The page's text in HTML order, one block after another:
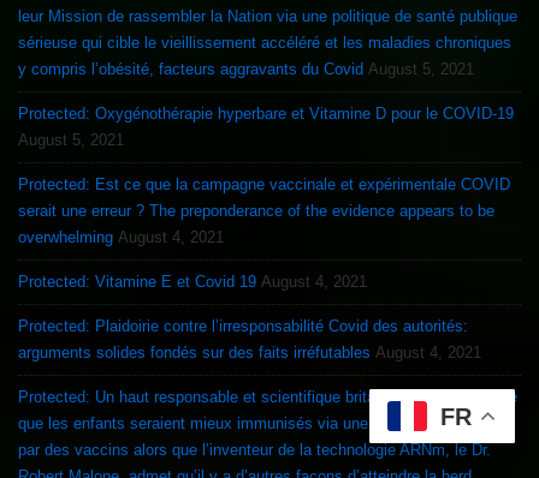
leur Mission de rassembler la Nation via une politique de santé publique
sérieuse qui cible le vieillissement accéléré et les maladies chroniques
y compris l’obésité, facteurs aggravants du Covid August 5, 2021
Protected: Oxygénothérapie hyperbare et Vitamine D pour le COVID-19
August 5, 2021
Protected: Est ce que la campagne vaccinale et expérimentale COVID
serait une erreur ? The preponderance of the evidence appears to be
overwhelming August 4, 2021
Protected: Vitamine E et Covid 19 August 4, 2021
Protected: Plaidoirie contre l’irresponsabilité Covid des autorités:
arguments solides fondés sur des faits irréfutables August 4, 2021
Protected: Un haut responsable et scientifique britannique ose admettre
que les enfants seraient mieux immunisés via une infection Covid que
par des vaccins alors que l’inventeur de la technologie ARNm, le Dr.
FR